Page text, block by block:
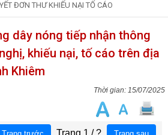
ĐƠN THƯ KHIẾU NẠI TỐ CÁO
dây nóng tiếp nhận thông
khiếu nại, tố cáo trên địa
Khiêm
15/07/2025